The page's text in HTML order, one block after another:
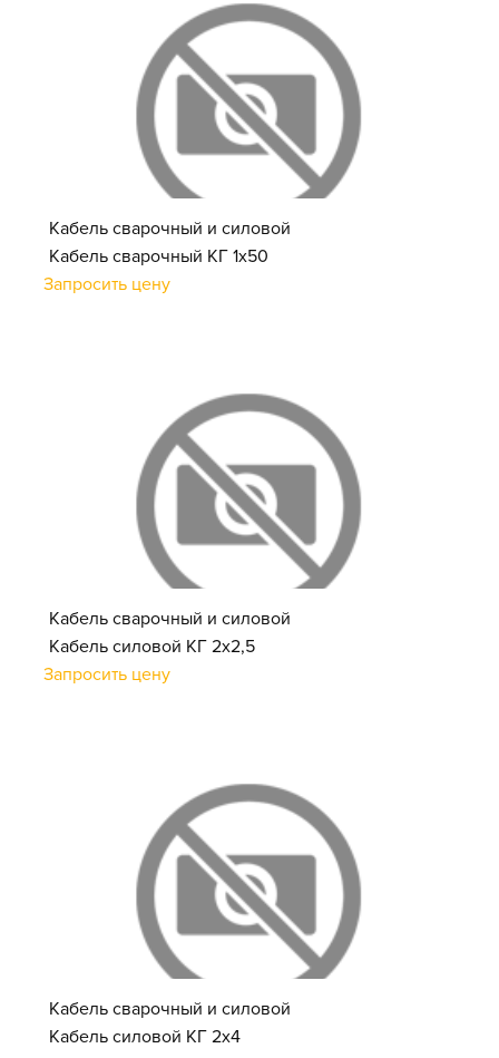
Кабель сварочный и силовой
Кабель сварочный КГ 1х50
Запросить цену
Кабель сварочный и силовой
Кабель силовой КГ 2х2,5
Запросить цену
Кабель сварочный и силовой
Кабель силовой КГ 2х4